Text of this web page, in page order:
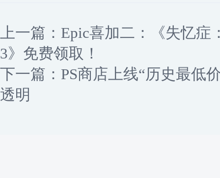
上一篇： Epic喜加二：《失忆症
3》免费领取！
下一篇： PS商店上线“历史最低
透明